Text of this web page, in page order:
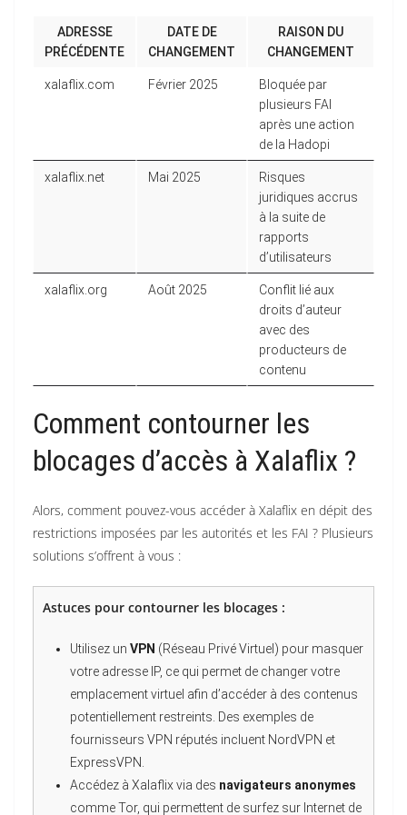
ADRESSE
PRÉCÉDENTE
DATE DE
CHANGEMENT
RAISON DU
CHANGEMENT
xalaflix.com Février 2025
Bloquée par
plusieurs FAI
après une action
de la Hadopi
xalaflix.net Mai 2025
Risques
juridiques accrus
à la suite de
rapports
d’utilisateurs
xalaflix.org Août 2025
Conflit lié aux
droits d’auteur
avec des
producteurs de
contenu
Comment contourner les
blocages d’accès à Xalaflix ?
Alors, comment pouvez-vous accéder à Xalaflix en dépit des
restrictions imposées par les autorités et les FAI ? Plusieurs
solutions s’offrent à vous :
Astuces pour contourner les blocages :
Utilisez un VPN (Réseau Privé Virtuel) pour masquer
votre adresse IP, ce qui permet de changer votre
emplacement virtuel afin d’accéder à des contenus
potentiellement restreints. Des exemples de
fournisseurs VPN réputés incluent NordVPN et
ExpressVPN.
Accédez à Xalaflix via des navigateurs anonymes
comme Tor, qui permettent de surfez sur Internet de